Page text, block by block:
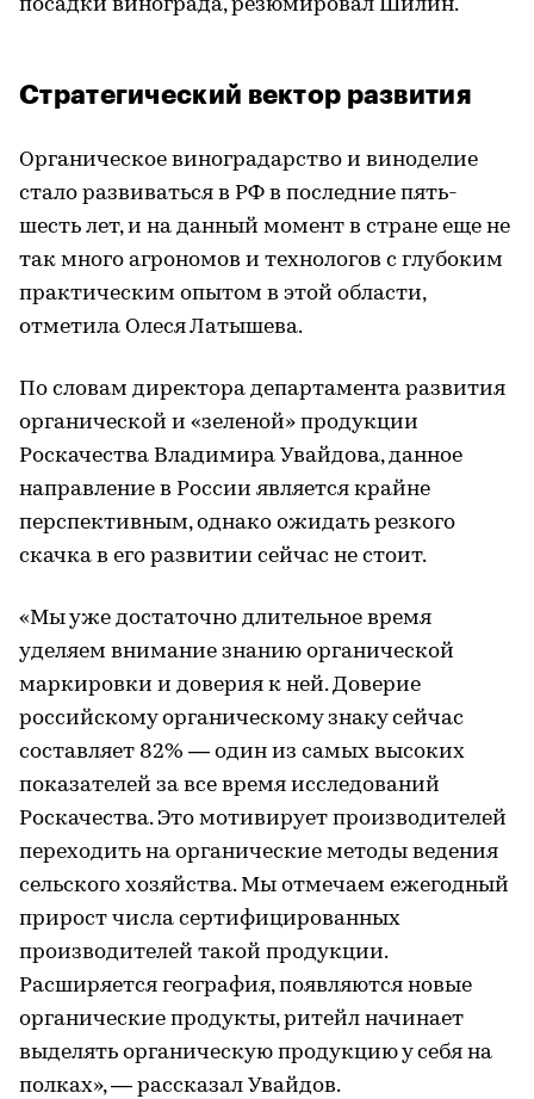
посадки винограда, резюмировал Шилин.
Стратегический вектор развития
Органическое виноградарство и виноделие
стало развиваться в РФ в последние пять-
шесть лет, и на данный момент в стране еще не
так много агрономов и технологов с глубоким
практическим опытом в этой области,
отметила Олеся Латышева.
По словам директора департамента развития
органической и «зеленой» продукции
Роскачества Владимира Увайдова, данное
направление в России является крайне
перспективным, однако ожидать резкого
скачка в его развитии сейчас не стоит.
«Мы уже достаточно длительное время
уделяем внимание знанию органической
маркировки и доверия к ней. Доверие
российскому органическому знаку сейчас
составляет 82% — один из самых высоких
показателей за все время исследований
Роскачества. Это мотивирует производителей
переходить на органические методы ведения
сельского хозяйства. Мы отмечаем ежегодный
прирост числа сертифицированных
производителей такой продукции.
Расширяется география, появляются новые
органические продукты, ритейл начинает
выделять органическую продукцию у себя на
полках», — рассказал Увайдов.